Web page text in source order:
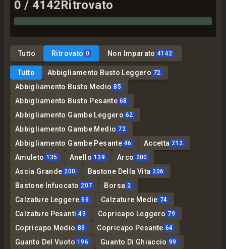
0 / 4142Ritrovato
Tutto Ritrovato 0 Non Imparato 4142
Tutto Abbigliamento Busto Leggero 72
Abbigliamento Busto Medio 85
Abbigliamento Busto Pesante 68
Abbigliamento Gambe Leggero 62
Abbigliamento Gambe Medio 72
Abbigliamento Gambe Pesante 46 Accetta 212
Amuleto 135 Anello 139 Arco 200
Ascia Grande 200 Bastone Della Vita 206
Bastone Infuocato 207 Borsa 2
Calzature Leggere 66 Calzature Medie 74
Calzature Pesanti 49 Copricapo Leggero 79
Copricapo Medio 89 Copricapo Pesante 64
Guanto Del Vuoto 196 Guanto Di Ghiaccio 99